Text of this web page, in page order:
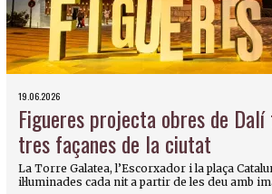
19.06.2026
Figueres projecta obres de Dalí
tres façanes de la ciutat
La Torre Galatea, l’Escorxador i la plaça
il·luminades cada nit a partir de les deu amb